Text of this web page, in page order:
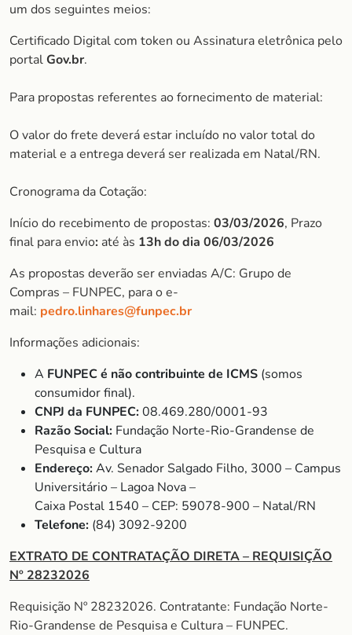
um dos seguintes meios:
Certificado Digital com token ou Assinatura eletrônica pelo
portalGov.br.
Para propostas referentes ao fornecimento de material:
O valor do frete deverá estar incluído no valor total do
material e a entrega deverá ser realizada em Natal/RN.
Cronograma da Cotação:
Início do recebimento de propostas: 03/03/2026, Prazo
final para envio: até às 13h do dia 06/03/2026
As propostas deverão ser enviadas A/C: Grupo de
Compras – FUNPEC, para o e-
mail: pedro.linhares@funpec.br
Informações adicionais:
A FUNPEC é não contribuinte de ICMS (somos
consumidor final).
CNPJ da FUNPEC:08.469.280/0001-93
Razão Social: Fundação Norte-Rio-Grandense de
Pesquisa e Cultura
Endereço:Av. Senador Salgado Filho, 3000 – Campus
Universitário – Lagoa Nova –
Caixa Postal 1540 – CEP: 59078-900 – Natal/RN
Telefone: (84) 3092-9200
EXTRATO DE CONTRATAÇÃO DIRETA – REQUISIÇÃO
Nº 28232026
Requisição Nº 28232026. Contratante: Fundação Norte-
Rio-Grandense de Pesquisa e Cultura – FUNPEC.